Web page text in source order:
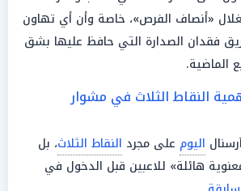
«أنصاف الفرص»، خاصة وأن أي تهاون
فقدان الصدارة التي حافظ عليها بشق
الماضية.
النقاط الثلاث في مشوار
اليوم على مجرد النقاط الثلاث، بل
هائلة» للاعبين قبل الدخول في